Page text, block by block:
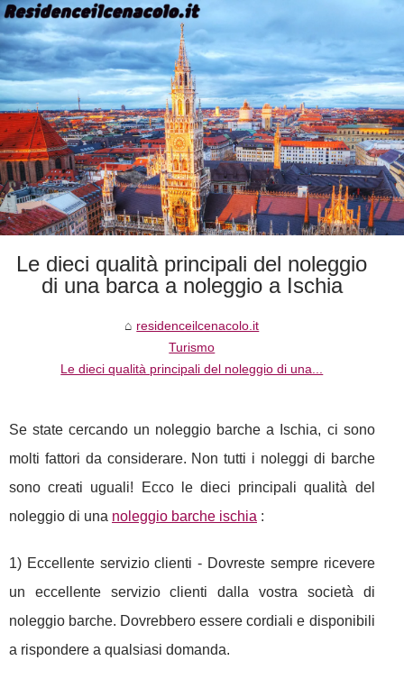
Le dieci qualità principali del noleggio
di una barca a noleggio a Ischia
residenceilcenacolo.it
Turismo
Le dieci qualità principali del noleggio di una...
Se state cercando un noleggio barche a Ischia, ci sono
molti fattori da considerare. Non tutti i noleggi di barche
sono creati uguali! Ecco le dieci principali qualità del
noleggio di una noleggio barche ischia :
1) Eccellente servizio clienti - Dovreste sempre ricevere
un eccellente servizio clienti dalla vostra società di
noleggio barche. Dovrebbero essere cordiali e disponibili
a rispondere a qualsiasi domanda.